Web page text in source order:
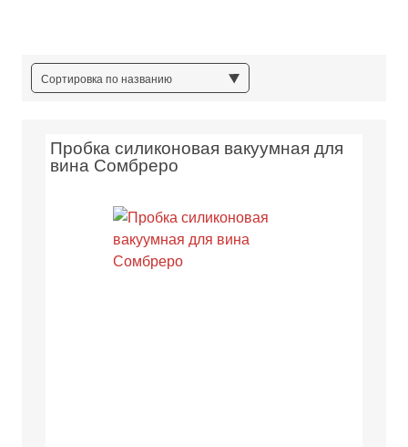
Сортировка по названию
Пробка силиконовая вакуумная для
вина Сомбреро